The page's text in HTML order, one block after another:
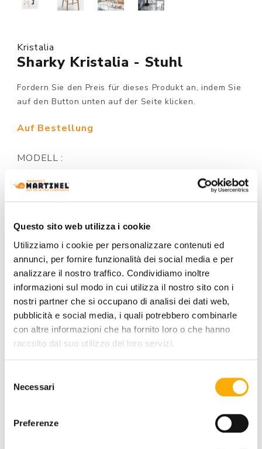
Questo sito web utilizza i cookie
Utilizziamo i cookie per personalizzare contenuti ed
annunci, per fornire funzionalità dei social media e per
analizzare il nostro traffico. Condividiamo inoltre
informazioni sul modo in cui utilizza il nostro sito con i
nostri partner che si occupano di analisi dei dati web,
pubblicità e social media, i quali potrebbero combinarle
con altre informazioni che ha fornito loro o che hanno
raccolto dal suo utilizzo dei loro servizi.
delNecessari
Preferenze
Kristalia
Sharky Kristalia - Stuhl
Fordern Sie den Preis für dieses Produkt an, indem Sie
auf den Button unten auf der Seite klicken.
Auf Bestellung
MODELL :
SITZUNG AUSFÜHRUNG: